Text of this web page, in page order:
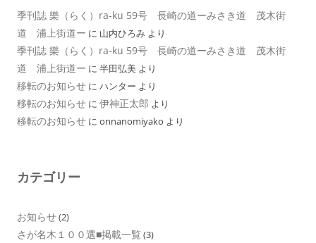
季刊誌 樂（らく）ra-ku 59号 長崎の道ーみさき道 茂木街
道 浦上街道ー に 山内ひろみ より
季刊誌 樂（らく）ra-ku 59号 長崎の道ーみさき道 茂木街
道 浦上街道ー に 半田弘美 より
移転のお知らせ に ハンター より
移転のお知らせ に 伊神正太郎 より
移転のお知らせ に onnanomiyako より
カテゴリー
お知らせ(2)
さが名木１００選■掲載一覧 (3)